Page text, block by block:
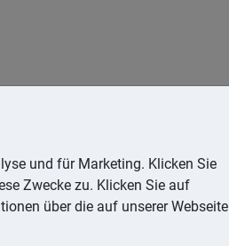
und für Marketing. Klicken Sie
Zwecke zu. Klicken Sie auf
über die auf unserer Webseite